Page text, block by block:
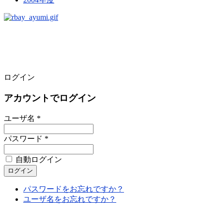
ログイン
アカウントでログイン
ユーザ名 *
パスワード *
自動ログイン
パスワードをお忘れですか？
ユーザ名をお忘れですか？